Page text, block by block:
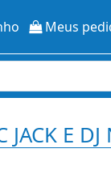
Meus
E